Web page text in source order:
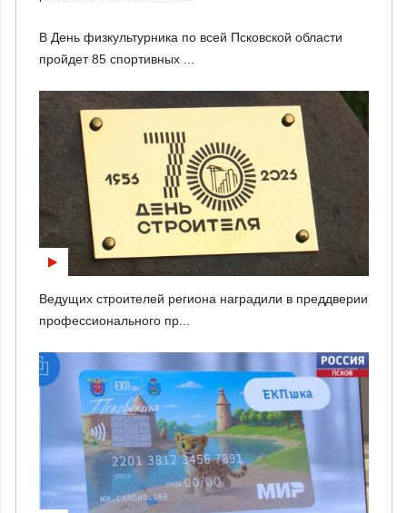
В День физкультурника по всей Псковской области
пройдет 85 спортивных ...
Ведущих строителей региона наградили в преддверии
профессионального пр...